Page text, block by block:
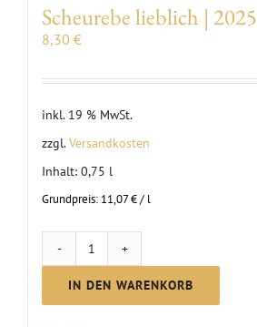
Scheurebe lieblich | 2025
8,30 €
inkl. 19 % MwSt.
zzgl.Versandkosten
Inhalt: 0,75 l
Grundpreis: 11,07€/ l
Scheurebe
lieblich
|
IN DEN WARENKORB